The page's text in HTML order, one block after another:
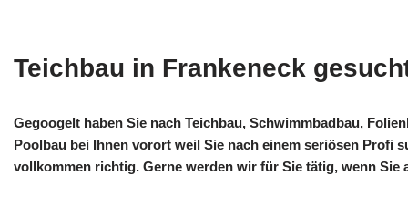
Teichbau in Frankeneck
Gegoogelt haben Sie nach Teichbau, Schwimmbadbau,
Poolbau bei Ihnen vorort weil Sie nach einem seriösen Profi
vollkommen richtig. Gerne werden wir für Sie tätig, wenn Sie